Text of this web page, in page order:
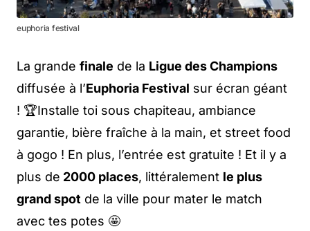
euphoria festival
La grande finale de la Ligue des Champions
diffusée à l’Euphoria Festival sur écran géant
! 🏆Installe toi sous chapiteau, ambiance
garantie, bière fraîche à la main, et street food
à gogo ! En plus, l’entrée est gratuite ! Et il y a
plus de 2000 places, littéralement le plus
grand spot de la ville pour mater le match
avec tes potes 🤩